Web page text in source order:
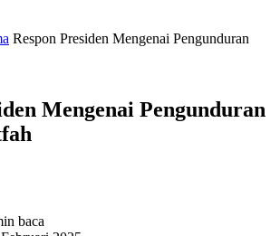
Respon Presiden Mengenai Pengunduran
Mengenai Pengunduran
baca